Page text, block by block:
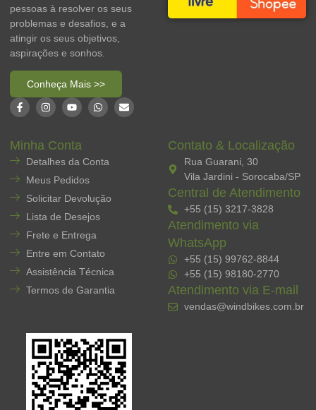
pessoas à resolver os seus
problemas e desafios, e a
atingir os seus objetivos,
aspirações e sonhos.
Conheça Mais >>
Minha Conta
Detalhes da Conta
Meus Pedidos
Solicitar Devolução
Lista de Desejos
Frete e Entrega
Entre em Contato
Assistência Técnica
Termos de Garantia
Contato & Localização
Rua Guarani, 30
Vila Jardini - Sorocaba/SP
Central de Atendimento
+55 (15) 3217-3828
Atendimento via
WhatsApp
+55 (15) 99762-8844
+55 (15) 98180-2770
Atendimento via E-mail
vendas@windbikes.com.br